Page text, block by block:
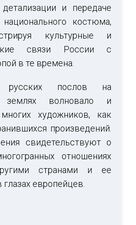
и передаче
национального костюма,
культурные и
связи России с
в те времена.
русских послов на
землях волновало и
художников, как
произведений.
свидетельствуют о
отношениях
странами и ее
европейцев.